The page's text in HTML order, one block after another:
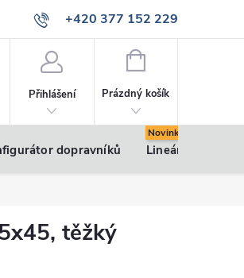
+420 377 152 229
info@vsk-profily.cz
Přihlášení
NÁKUPNÍ
Prázdný košík
dopravníků Lineární pohony
těžký